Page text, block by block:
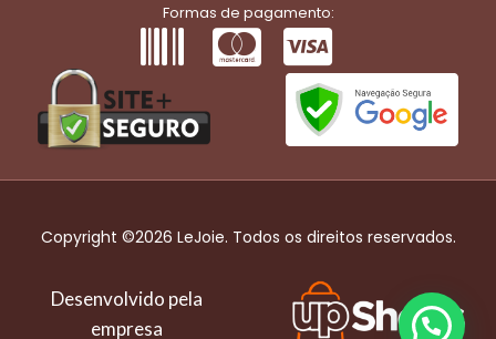
Formas de pagamento:
Copyright ©2026 LeJoie. Todos os direitos reservados.
Desenvolvido pela
empresa